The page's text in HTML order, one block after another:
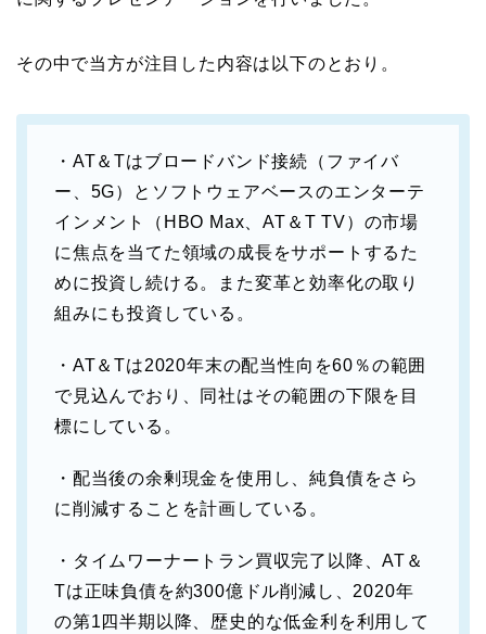
その中で当方が注目した内容は以下のとおり。
・AT＆Tはブロードバンド接続（ファイバ
ー、5G）とソフトウェアベースのエンターテ
インメント（HBO Max、AT＆T TV）の市場
に焦点を当てた領域の成長をサポートするた
めに投資し続ける。また変革と効率化の取り
組みにも投資している。
・AT＆Tは2020年末の配当性向を60％の範囲
で見込んでおり、同社はその範囲の下限を目
標にしている。
・配当後の余剰現金を使用し、純負債をさら
に削減することを計画している。
・タイムワーナートラン買収完了以降、AT＆
Tは正味負債を約300億ドル削減し、2020年
の第1四半期以降、歴史的な低金利を利用して